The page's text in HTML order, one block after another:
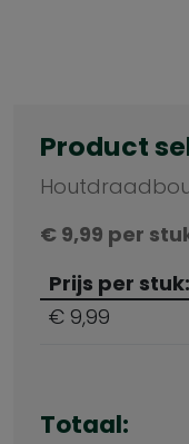
Product
€ 9,99 per
Prijs per stuk:
€ 9,99
Totaal: